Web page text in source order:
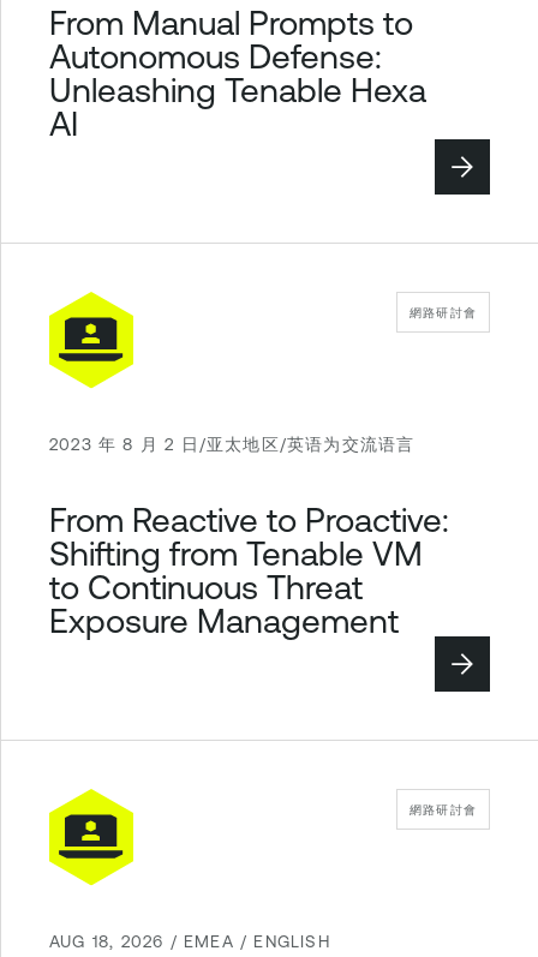
From Manual Prompts to
Autonomous Defense:
Unleashing Tenable Hexa
AI
網路研討會
2023 年 8 月 2 日/亚太地区/英语为交流语言
From Reactive to Proactive:
Shifting from Tenable VM
to Continuous Threat
Exposure Management
網路研討會
AUG 18, 2026 / EMEA / ENGLISH